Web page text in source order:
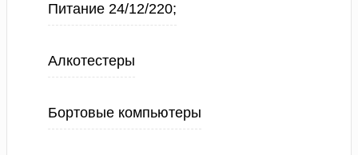
Питание 24/12/220;
Алкотестеры
Бортовые компьютеры